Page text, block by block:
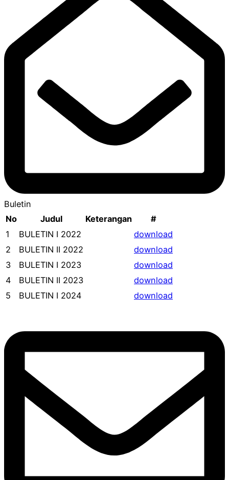
Buletin
No
Judul Keterangan
#
1
BULETIN I 2022
download
2
BULETIN II 2022
download
3
BULETIN I 2023
download
4
BULETIN II 2023
download
5
BULETIN I 2024 download